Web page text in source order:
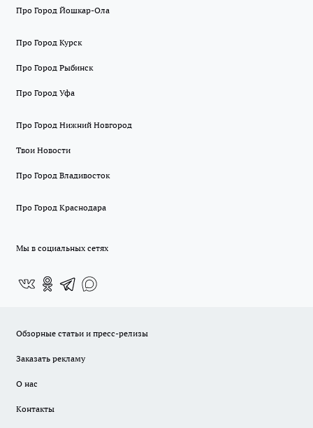
Про Город Йошкар-Ола
Про Город Курск
Про Город Рыбинск
Про Город Уфа
Про Город Нижний Новгород
Твои Новости
Про Город Владивосток
Про Город Краснодара
Мы в социальных сетях
Обзорные статьи и пресс-релизы
Заказать рекламу
О нас
Контакты